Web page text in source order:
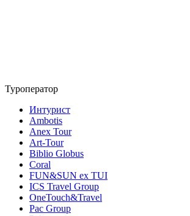
Туроператор
Интурист
Ambotis
Anex Tour
Art-Tour
Biblio Globus
Coral
FUN&SUN ex TUI
ICS Travel Group
OneTouch&Travel
Pac Group